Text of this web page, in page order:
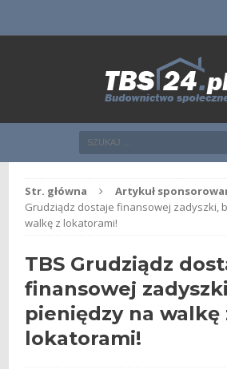
Str. główna Artykuł
Grudziądz dostaje finansowej zadyszki,
walkę z lokatorami!
TBS Grudziądz
finansowej
pieniędzy na walkę
lokatorami!